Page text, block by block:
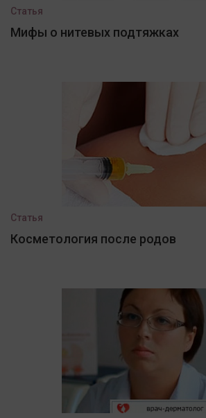
Статья
Мифы о нитевых подтяжках
Статья
Косметология после родов